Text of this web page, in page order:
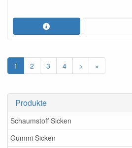
Produkte
Schaumstoff Sicken
Gummi Sicken
1 2 3 4 > »